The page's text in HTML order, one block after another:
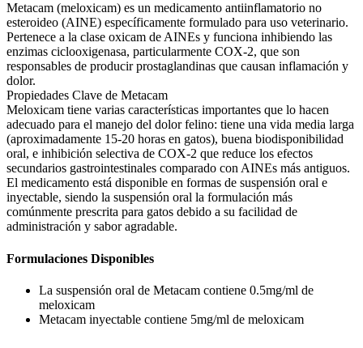
Metacam (meloxicam) es un medicamento antiinflamatorio no
esteroideo (AINE) específicamente formulado para uso veterinario.
Pertenece a la clase oxicam de AINEs y funciona inhibiendo las
enzimas ciclooxigenasa, particularmente COX-2, que son
responsables de producir prostaglandinas que causan inflamación y
dolor.
Propiedades Clave de Metacam
Meloxicam tiene varias características importantes que lo hacen
adecuado para el manejo del dolor felino: tiene una vida media larga
(aproximadamente 15-20 horas en gatos), buena biodisponibilidad
oral, e inhibición selectiva de COX-2 que reduce los efectos
secundarios gastrointestinales comparado con AINEs más antiguos.
El medicamento está disponible en formas de suspensión oral e
inyectable, siendo la suspensión oral la formulación más
comúnmente prescrita para gatos debido a su facilidad de
administración y sabor agradable.
Formulaciones Disponibles
La suspensión oral de Metacam contiene 0.5mg/ml de
meloxicam
Metacam inyectable contiene 5mg/ml de meloxicam